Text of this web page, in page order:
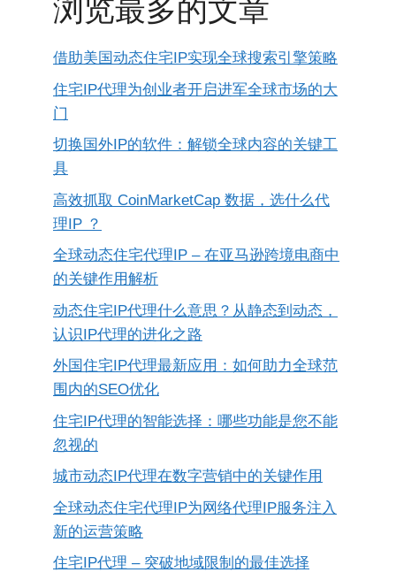
浏览最多的文章
借助美国动态住宅IP实现全球搜索引擎策略
住宅IP代理为创业者开启进军全球市场的大
门
切换国外IP的软件：解锁全球内容的关键工
具
高效抓取 CoinMarketCap 数据，选什么代
理IP ？
全球动态住宅代理IP – 在亚马逊跨境电商中
的关键作用解析
动态住宅IP代理什么意思？从静态到动态，
认识IP代理的进化之路
外国住宅IP代理最新应用：如何助力全球范
围内的SEO优化
住宅IP代理的智能选择：哪些功能是您不能
忽视的
城市动态IP代理在数字营销中的关键作用
全球动态住宅代理IP为网络代理IP服务注入
新的运营策略
住宅IP代理 – 突破地域限制的最佳选择